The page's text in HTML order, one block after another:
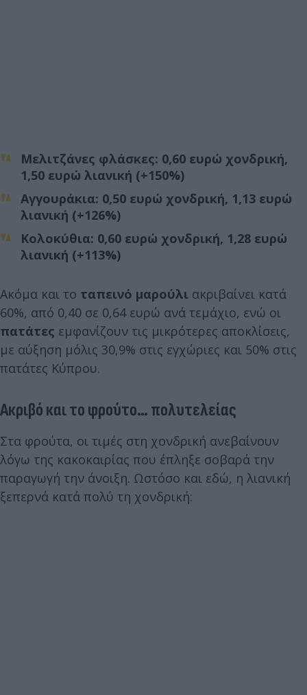
Μελιτζάνες φλάσκες: 0,60 ευρώ χονδρική,
1,50 ευρώ λιανική (+150%)
Αγγουράκια: 0,50 ευρώ χονδρική, 1,13 ευρώ
λιανική (+126%)
Κολοκύθια: 0,60 ευρώ χονδρική, 1,28 ευρώ
λιανική (+113%)
Ακόμα και το ταπεινό μαρούλι ακριβαίνει κατά
60%, από 0,40 σε 0,64 ευρώ ανά τεμάχιο, ενώ οι
πατάτες εμφανίζουν τις μικρότερες αποκλίσεις,
με αύξηση μόλις 30,9% στις εγχώριες και 50% στις
πατάτες Κύπρου.
Ακριβό και το φρούτο… πολυτελείας
Στα φρούτα, οι τιμές στη χονδρική ανεβαίνουν
λόγω της κακοκαιρίας που έπληξε σοβαρά την
παραγωγή την άνοιξη. Ωστόσο και εδώ, η λιανική
ξεπερνά κατά πολύ τη χονδρική: